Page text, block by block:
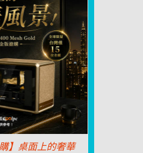
】桌面上的奢華